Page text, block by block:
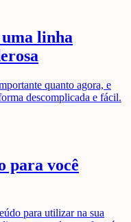
linha
quanto agora, e
descomplicada e fácil.
para você
para utilizar na sua